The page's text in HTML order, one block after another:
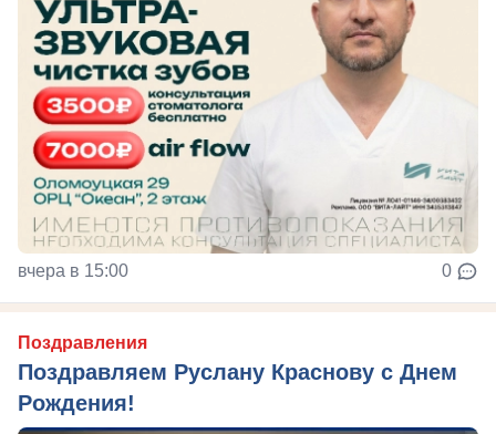
вчера в 15:00 0
Поздравления
Поздравляем Руслану Краснову с Днем
Рождения!